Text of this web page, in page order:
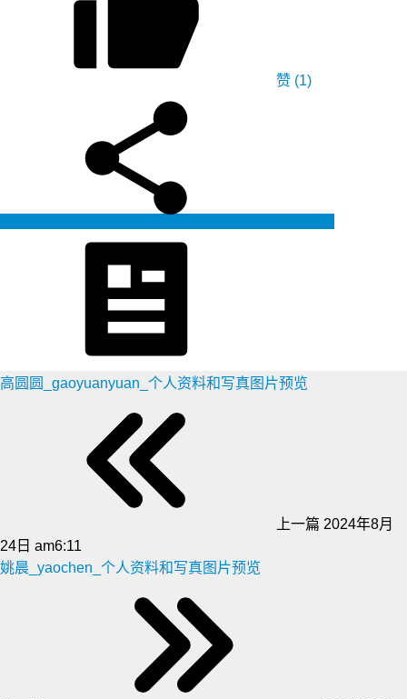
赞 (1)
高圆圆_gaoyuanyuan_个人资料和写真图片预览
上一篇 2024年8月
24日 am6:11
姚晨_yaochen_个人资料和写真图片预览